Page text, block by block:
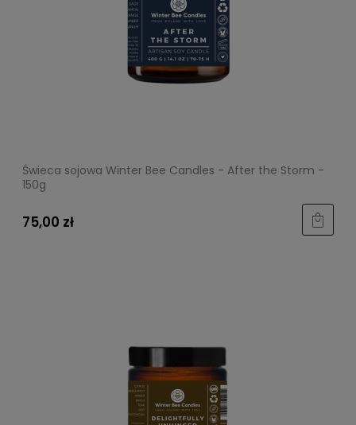
Świeca sojowa Winter Bee Candles - After the Storm -
150g
75,00 zł